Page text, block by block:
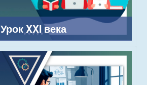
Урок XXI века